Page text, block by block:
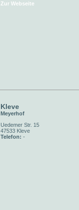
Zur Webseite
Kleve
Meyerhof
Uedemer Str. 15
47533 Kleve
Telefon: -